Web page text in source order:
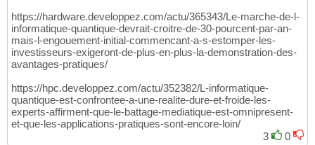
https://hardware.developpez.com/actu/365343/Le-marche-de-l-
informatique-quantique-devrait-croitre-de-30-pourcent-par-an-
mais-l-engouement-initial-commencant-a-s-estomper-les-
investisseurs-exigeront-de-plus-en-plus-la-demonstration-des-
avantages-pratiques/
https://hpc.developpez.com/actu/352382/L-informatique-
quantique-est-confrontee-a-une-realite-dure-et-froide-les-
experts-affirment-que-le-battage-mediatique-est-omnipresent-
et-que-les-applications-pratiques-sont-encore-loin/
3
0